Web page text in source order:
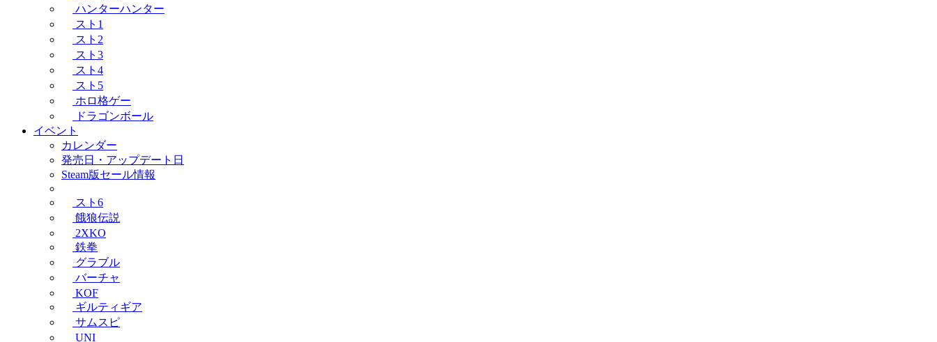
ハンターハンター
スト1
スト2
スト3
スト4
スト5
ホロ格ゲー
ドラゴンボール
イベント
カレンダー
発売日・アップデート日
Steam版セール情報
スト6
餓狼伝説
2XKO
鉄拳
グラブル
バーチャ
KOF
ギルティギア
サムスピ
UNI